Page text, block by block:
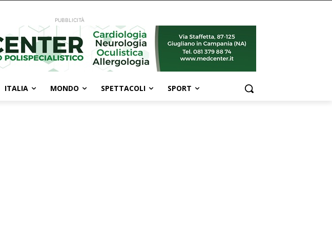
PUBBLICITÀ
ITALIA MONDO SPETTACOLI SPORT